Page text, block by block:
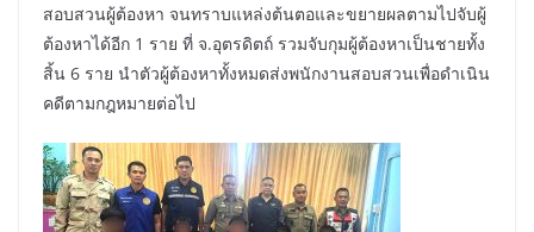
สอบสวนผู้ต้องหา จนทราบแหล่งต้นตอและขยายผลตามไปจับผู้
ต้องหาได้อีก 1 ราย ที่ จ.อุตรดิตถ์ รวมจับกุมผู้ต้องหาเป็นชายทั้ง
สิ้น 6 ราย นำตัวผู้ต้องหาทั้งหมดส่งพนักงานสอบสวนเพื่อดำเนิน
คดีตามกฎหมายต่อไป